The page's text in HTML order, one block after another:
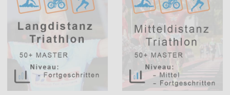
Add to Compare
Quick View